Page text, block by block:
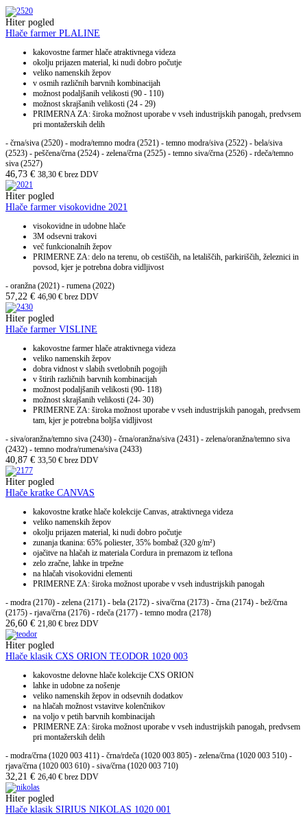
Hiter pogled
Hlače farmer PLALINE
kakovostne farmer hlače atraktivnega videza
okolju prijazen material, ki nudi dobro počutje
veliko namenskih žepov
v osmih različnih barvnih kombinacijah
možnost podaljšanih velikosti (90 - 110)
možnost skrajšanih velikosti (24 - 29)
PRIMERNA ZA: široka možnost uporabe v vseh industrijskih panogah, predvsem
pri montažerskih delih
- črna/siva (2520) - modra/temno modra (2521) - temno modra/siva (2522) - bela/siva
(2523) - peščena/črna (2524) - zelena/črna (2525) - temno siva/črna (2526) - rdeča/temno
siva (2527)
46,73 € 38,30 € brez DDV
Hiter pogled
Hlače farmer visokovidne 2021
visokovidne in udobne hlače
3M odsevni trakovi
več funkcionalnih žepov
PRIMERNE ZA: delo na terenu, ob cestiščih, na letališčih, parkiriščih, železnici in
povsod, kjer je potrebna dobra vidljivost
- oranžna (2021) - rumena (2022)
57,22 € 46,90 € brez DDV
Hiter pogled
Hlače farmer VISLINE
kakovostne farmer hlače atraktivnega videza
veliko namenskih žepov
dobra vidnost v slabih svetlobnih pogojih
v štirih različnih barvnih kombinacijah
možnost podaljšanih velikosti (90- 118)
možnost skrajšanih velikosti (24- 30)
PRIMERNE ZA: široka možnost uporabe v vseh industrijskih panogah, predvsem
tam, kjer je potrebna boljša vidljivost
- siva/oranžna/temno siva (2430) - črna/oranžna/siva (2431) - zelena/oranžna/temno siva
(2432) - temno modra/rumena/siva (2433)
40,87 € 33,50 € brez DDV
Hiter pogled
Hlače kratke CANVAS
kakovostne kratke hlače kolekcije Canvas, atraktivnega videza
veliko namenskih žepov
okolju prijazen material, ki nudi dobro počutje
zunanja tkanina: 65% poliester, 35% bombaž (320 g/m²)
ojačitve na hlačah iz materiala Cordura in premazom iz teflona
zelo zračne, lahke in trpežne
na hlačah visokovidni elementi
PRIMERNE ZA: široka možnost uporabe v vseh industrijskih panogah
- modra (2170) - zelena (2171) - bela (2172) - siva/črna (2173) - črna (2174) - bež/črna
(2175) - rjava/črna (2176) - rdeča (2177) - temno modra (2178)
26,60 € 21,80 € brez DDV
Hiter pogled
Hlače klasik CXS ORION TEODOR 1020 003
kakovostne delovne hlače kolekcije CXS ORION
lahke in udobne za nošenje
veliko namenskih žepov in odsevnih dodatkov
na hlačah možnost vstavitve kolenčnikov
na voljo v petih barvnih kombinacijah
PRIMERNE ZA: široka možnost uporabe v vseh industrijskih panogah, predvsem
pri montažerskih delih
- modra/črna (1020 003 411) - črna/rdeča (1020 003 805) - zelena/črna (1020 003 510) -
rjava/črna (1020 003 610) - siva/črna (1020 003 710)
32,21 € 26,40 € brez DDV
Hiter pogled
Hlače klasik SIRIUS NIKOLAS 1020 001